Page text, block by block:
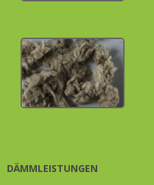
DÄMMLEISTUNGEN